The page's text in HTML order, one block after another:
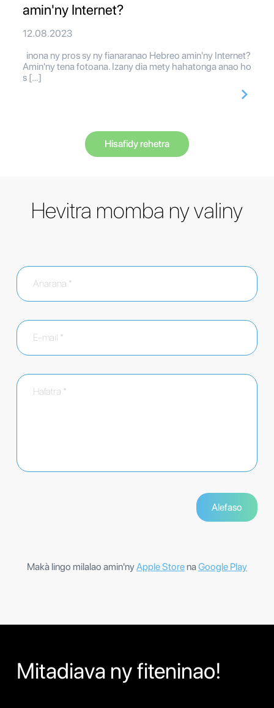
amin'ny Internet?
12.08.2023
inona ny pros sy ny fianaranao Hebreo amin'ny Internet?
Amin'ny tena fotoana. Izany dia mety hahatonga anao ho
s […]
Hisafidy rehetra
Hevitra momba ny valiny
Makà lingo milalao amin'nyApple Store naGoogle Play
Mitadiava ny fiteninao!